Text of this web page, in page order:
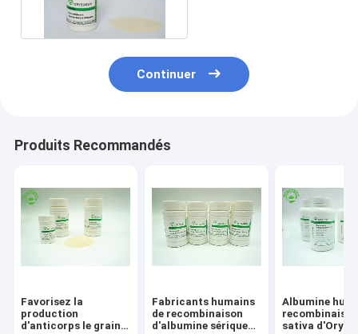
Continuer
Produits Recommandés
Favorisez la
production
d'anticorps le grain
Fabricants humains
de recombinaison
d'albumine sérique
Albumine
sativa